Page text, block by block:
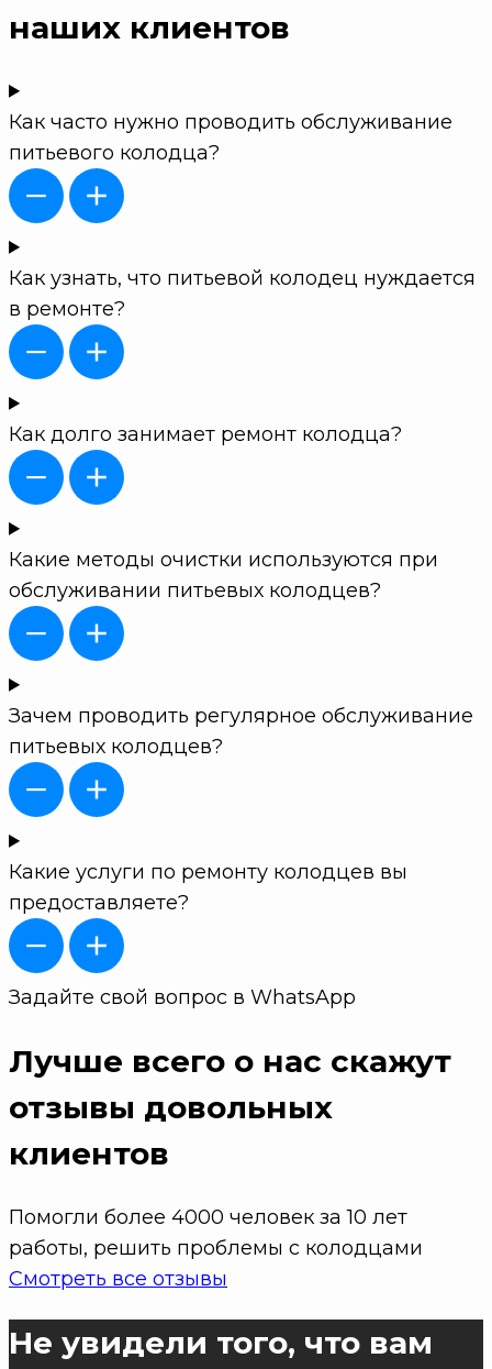
наших клиентов
Как часто нужно проводить обслуживание
питьевого колодца?
Как узнать, что питьевой колодец нуждается
в ремонте?
Как долго занимает ремонт колодца?
Какие методы очистки используются при
обслуживании питьевых колодцев?
Зачем проводить регулярное обслуживание
питьевых колодцев?
Какие услуги по ремонту колодцев вы
предоставляете?
Задайте свой вопрос в WhatsApp
Лучше всего о нас скажут
отзывы довольных
клиентов
Помогли более 4000 человек за 10 лет
работы, решить проблемы с колодцами
Смотреть все отзывы
Не увидели того, что вам